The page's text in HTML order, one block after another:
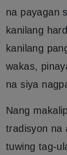
na payagan
kanilang
kanilang
wakas,
na siya
Nang
tradisyon na
tuwing tag-